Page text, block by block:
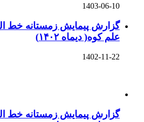
1403-06-10
گزارش پیمایش زمستانه خط
علم کوه( دیماه ۱۴۰۲)
1402-11-22
گزارش پیمایش زمستانه خط